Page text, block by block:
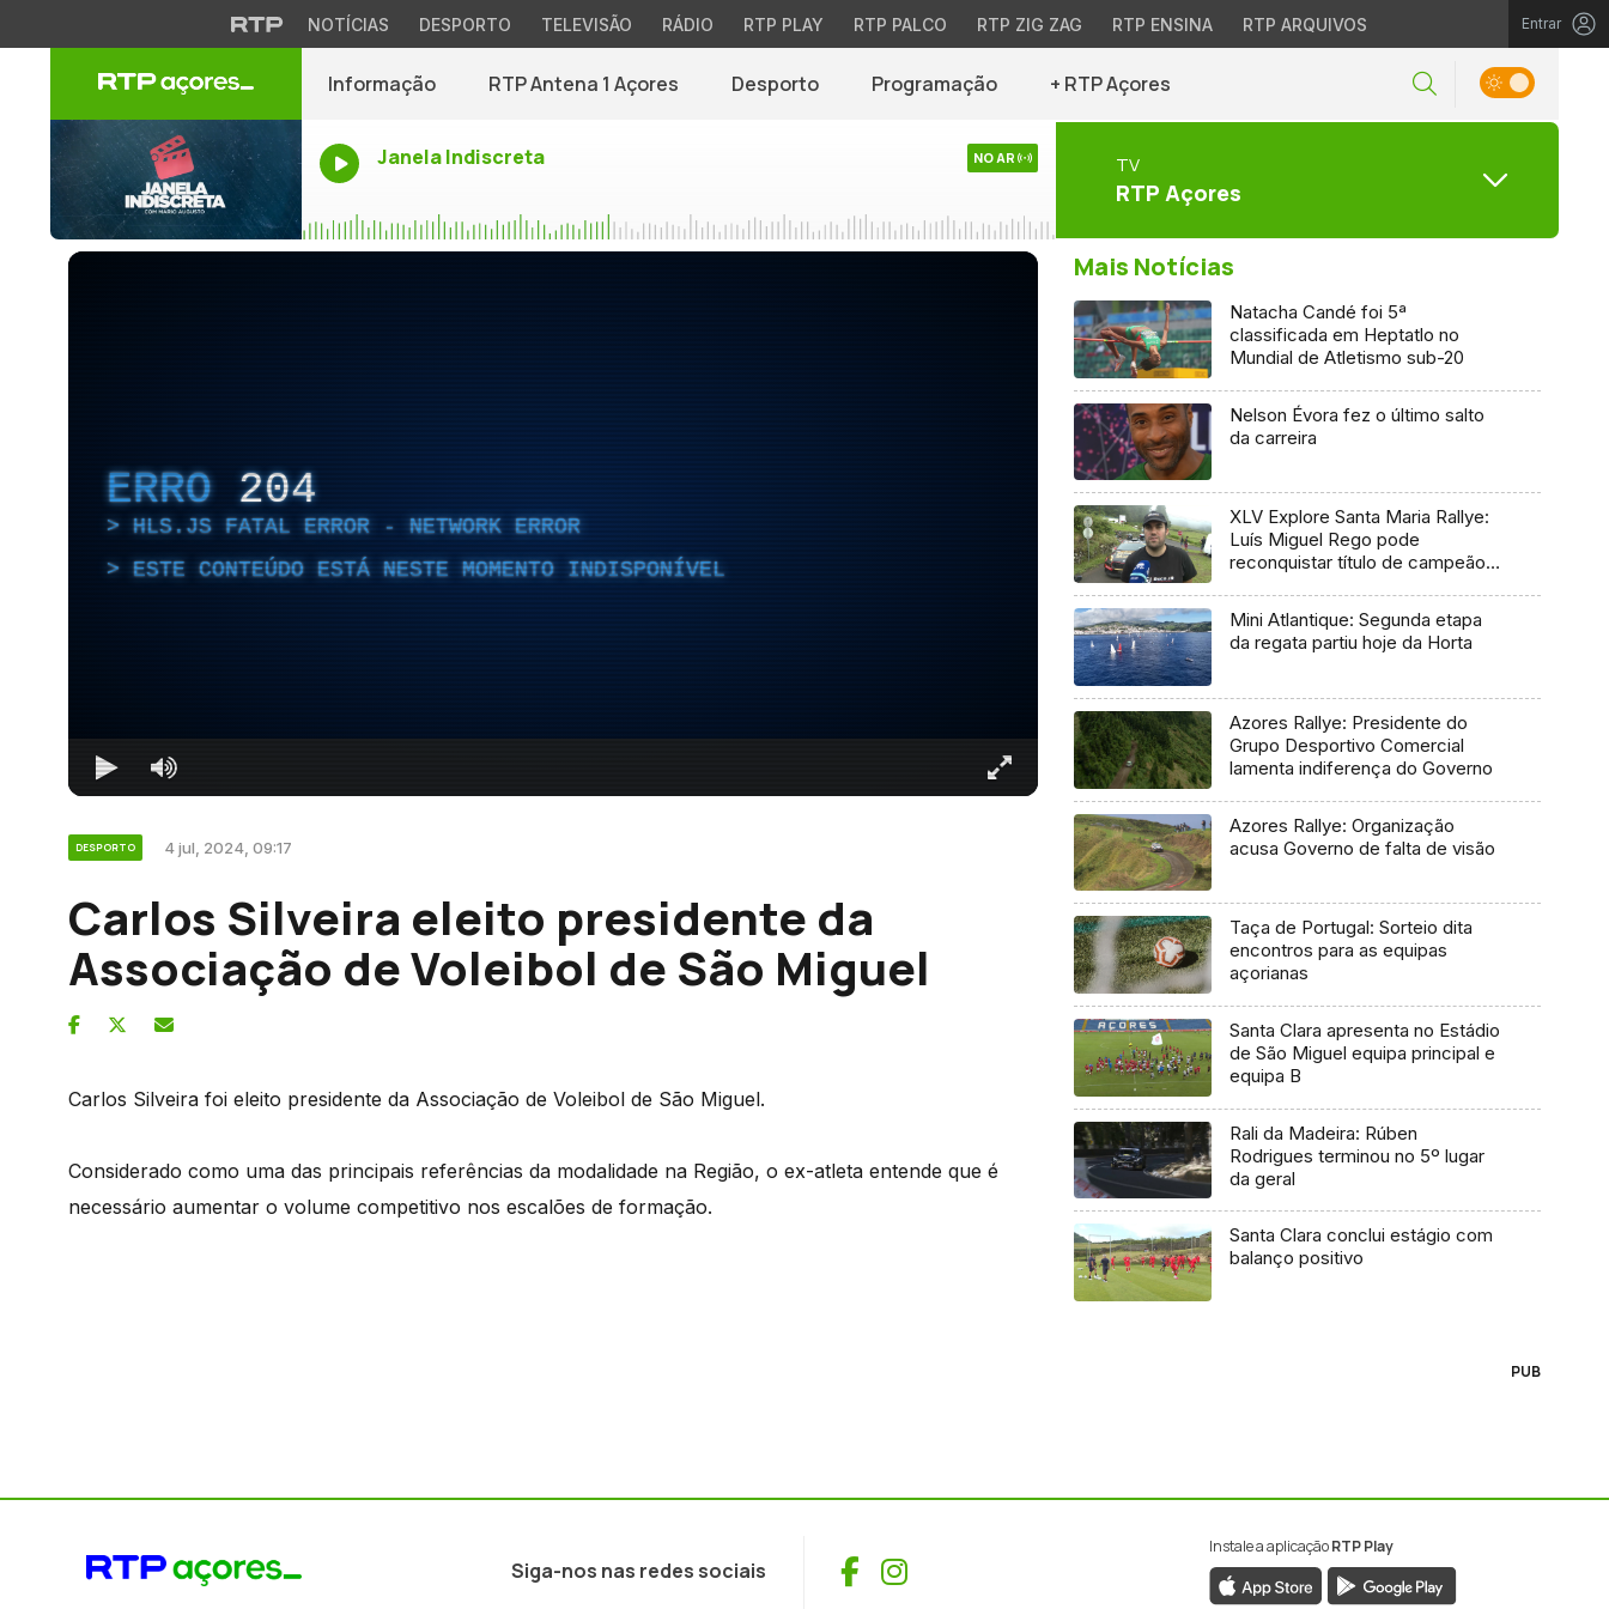
NOTÍCIAS DESPORTO TELEVISÃO RÁDIO RTP PLAY RTP PALCO RTP ZIG ZAG RTP ENSINA RTP ARQUIVOS Entrar
Informação RTP Antena 1 Açores Desporto Programação + RTP Açores
Janela Indiscreta NO AR TV
RTP Açores
ERRO 204
HLS.JS FATAL ERROR - NETWORK ERROR
ESTE CONTEÚDO ESTÁ NESTE MOMENTO INDISPONÍVEL
DESPORTO 4 jul, 2024, 09:17
Carlos Silveira eleito presidente da
Associação de Voleibol de São Miguel
Carlos Silveira foi eleito presidente da Associação de Voleibol de São Miguel.
Considerado como uma das principais referências da modalidade na Região, o ex-atleta entende que é
necessário aumentar o volume competitivo nos escalões de formação.
Mais Notícias
Natacha Candé foi 5ª
classificada em Heptatlo no
Mundial de Atletismo sub-20
Nelson Évora fez o último salto
da carreira
XLV Explore Santa Maria Rallye:
Luís Miguel Rego pode
reconquistar título de campeão
Mini Atlantique: Segunda etapa
da regata partiu hoje da Horta
Azores Rallye: Presidente do
Grupo Desportivo Comercial
lamenta indiferença do Governo
Azores Rallye: Organização
acusa Governo de falta de visão
Taça de Portugal: Sorteio dita
encontros para as equipas
açorianas
Santa Clara apresenta no Estádio
de São Miguel equipa principal e
equipa B
Rali da Madeira: Rúben
Rodrigues terminou no 5º lugar
da geral
Santa Clara conclui estágio com
balanço positivo
PUB
Siga-nos nas redes sociais Facebook
Instagram
Instale a aplicaçãoRTP Play